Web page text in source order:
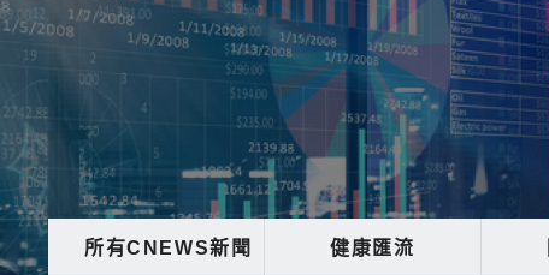
所有CNEWS新聞 健康匯流